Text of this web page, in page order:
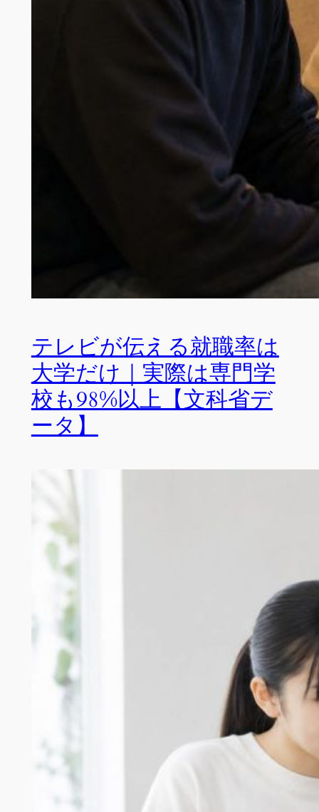
テレビが伝える就職率は
大学だけ｜実際は専門学
校も98%以上【文科省デ
ータ】